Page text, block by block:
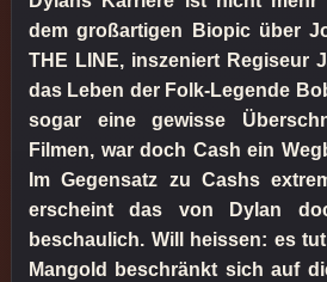
dem großartigen Biopic über
THE LINE, inszeniert Regiseur
das Leben der Folk-Legende
sogar eine gewisse
Filmen, war doch Cash ein
Im Gegensatz zu Cashs
erscheint das von Dylan
beschaulich. Will heissen: es
Mangold beschränkt sich auf